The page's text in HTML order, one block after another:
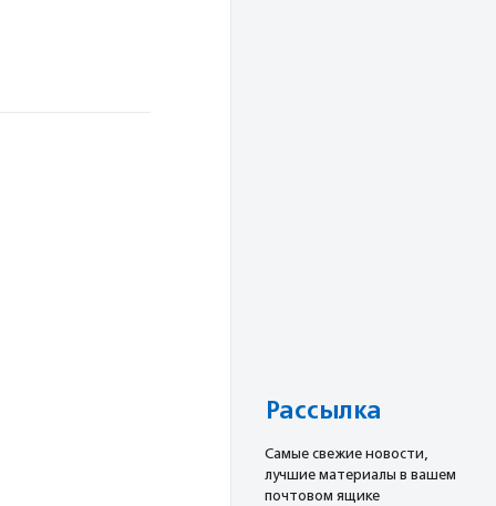
Рассылка
Cамые свежие новости,
лучшие материалы в вашем
почтовом ящике